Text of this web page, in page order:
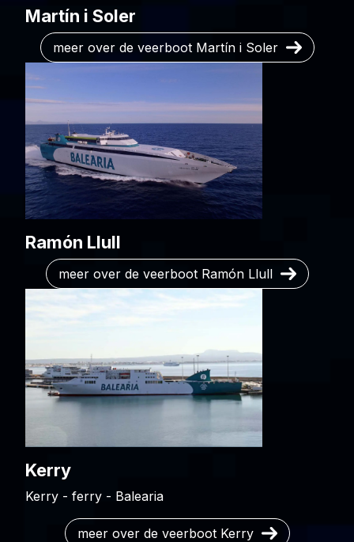
Martín i Soler
meer over de veerboot Martín i Soler
Ramón Llull
meer over de veerboot Ramón Llull
Kerry
Kerry - ferry - Balearia
meer over de veerboot Kerry